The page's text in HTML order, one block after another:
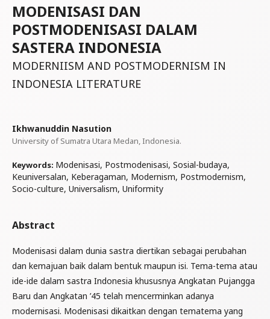
MODENISASI DAN
POSTMODENISASI DALAM
SASTERA INDONESIA
MODERNIISM AND POSTMODERNISM IN
INDONESIA LITERATURE
Ikhwanuddin Nasution
University of Sumatra Utara Medan, Indonesia.
Keywords: Modenisasi, Postmodenisasi, Sosial-budaya,
Keuniversalan, Keberagaman, Modernism, Postmodernism,
Socio-culture, Universalism, Uniformity
Abstract
Modenisasi dalam dunia sastra diertikan sebagai perubahan
dan kemajuan baik dalam bentuk maupun isi. Tema-tema atau
ide-ide dalam sastra Indonesia khususnya Angkatan Pujangga
Baru dan Angkatan ’45 telah mencerminkan adanya
modernisasi. Modenisasi dikaitkan dengan tematema yang